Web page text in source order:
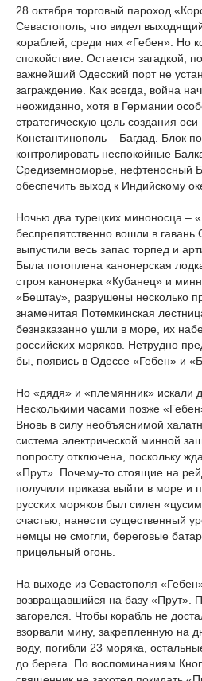
28 октября торговый пароход
Севастополь, что видел
кораблей, среди них «Гебен». Но
спокойствие. Остается загадкой,
важнейший Одесский порт не
заграждение. Как всегда, война
неожиданно, хотя в Германии
стратегическую цель создания
Константинополь – Багдад. Блок
контролировать неспокойные
Средиземноморье, нефтеносный
обеспечить выход к Индийскому
Ночью два турецких миноносца –
беспрепятственно вошли в гавань
выпустили весь запас торпед и
Была потоплена канонерская
строя канонерка «Кубанец» и
«Бештау», разрушены несколько
знаменитая Потемкинская
безнаказанно ушли в море, их
российских моряков. Нетрудно
бы, появись в Одессе «Гебен» и
Но «дядя» и «племянник» искали
Несколькими часами позже
Вновь в силу необъяснимой
система электрической минной
попросту отключена, поскольку
«Прут». Почему-то стоящие на
получили приказа выйти в море и
русских моряков был силен
счастью, нанести существенный
немцы не смогли, береговые
прицельный огонь.
На выходе из Севастополя
возвращавшийся на базу «Прут».
загорелся. Чтобы корабль не
взорвали мину, закрепленную на
воду, погибли 23 моряка,
до берега. По воспоминаниям